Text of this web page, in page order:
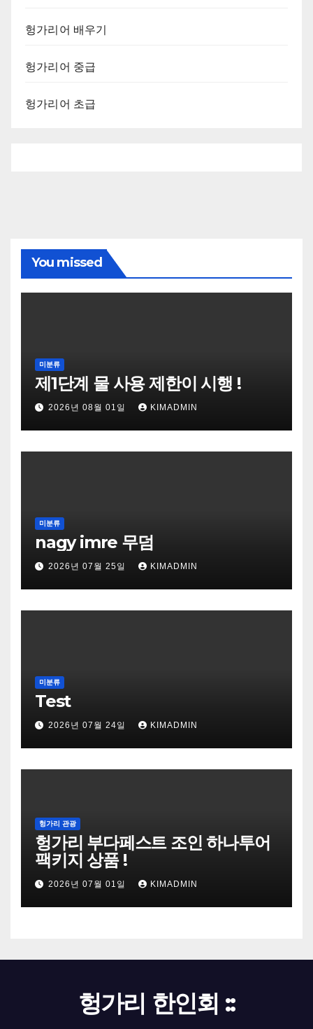
헝가리어 배우기
헝가리어 중급
헝가리어 초급
You missed
미분류
제1단계 물 사용 제한이 시행 !
2026년 08월 01일 KIMADMIN
미분류
nagy imre 무덤
2026년 07월 25일 KIMADMIN
미분류
Test
2026년 07월 24일 KIMADMIN
헝가리 관광
헝가리 부다페스트 조인 하나투어
팩키지 상품 !
2026년 07월 01일 KIMADMIN
헝가리 한인회 ::